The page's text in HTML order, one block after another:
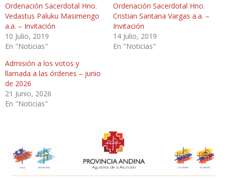
Ordenación Sacerdotal Hno.
Vedastus Paluku Masimengo
a.a. – Invitación
10 Julio, 2019
En "Noticias"
Ordenación Sacerdotal Hno.
Cristian Santana Vargas a.a. –
Invitación
14 Julio, 2019
En "Noticias"
Admisión a los votos y
llamada a las órdenes – junio
de 2026
21 Junio, 2026
En "Noticias"